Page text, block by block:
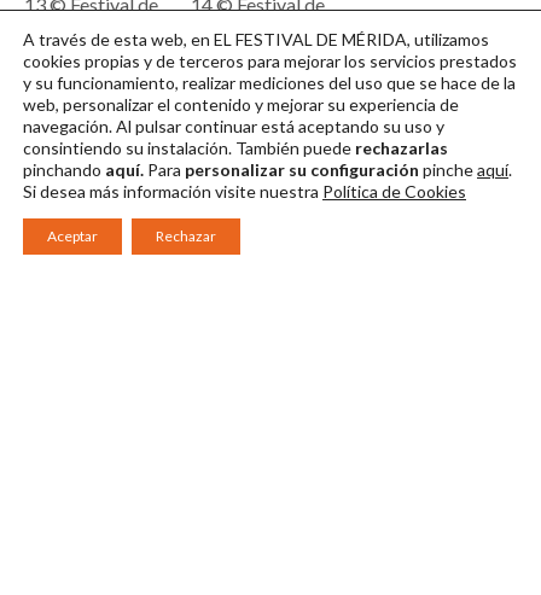
Mérida / Jero
Morales
Descargar en alta
Mérida / Jero
Morales
Descargar en alta
A través de esta web, en EL FESTIVAL DE MÉRIDA, utilizamos
cookies propias y de terceros para mejorar los servicios prestados
y su funcionamiento, realizar mediciones del uso que se hace de la
web, personalizar el contenido y mejorar su experiencia de
navegación. Al pulsar continuarestá aceptando su uso y
consintiendo su instalación. También puede rechazarlas
pinchando aquí. Para personalizar su configuración pincheaquí.
Si desea más información visite nuestra Política de Cookies
Aceptar Rechazar